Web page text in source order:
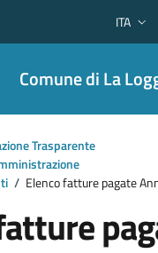
Lingua
ITA
Comune di La
Trasparente
/ Elenco fatture pagate